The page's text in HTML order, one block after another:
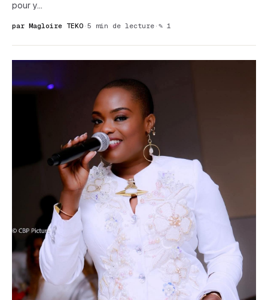
pour y…
par Magloire TEKO · 5 min de lecture · ✎ 1